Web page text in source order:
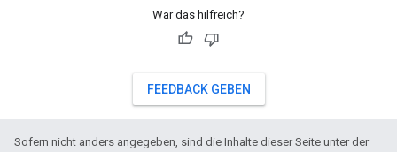
War das hilfreich?
FEEDBACK GEBEN
Sofern nicht anders angegeben, sind die Inhalte dieser Seite unter der